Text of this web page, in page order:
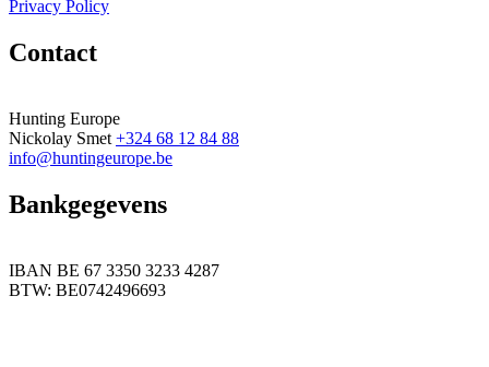
Privacy Policy
Contact
Hunting Europe
Nickolay Smet +324 68 12 84 88
info@huntingeurope.be
Bankgegevens
IBAN BE 67 3350 3233 4287
BTW: BE0742496693